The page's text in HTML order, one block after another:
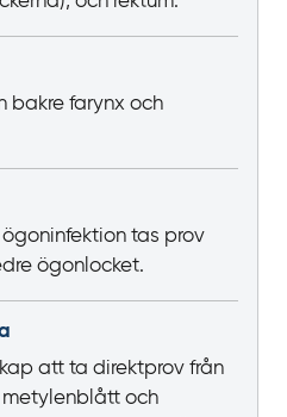
bakre farynx och
tas prov
ögonlocket.
att ta direktprov från
metylenblått och